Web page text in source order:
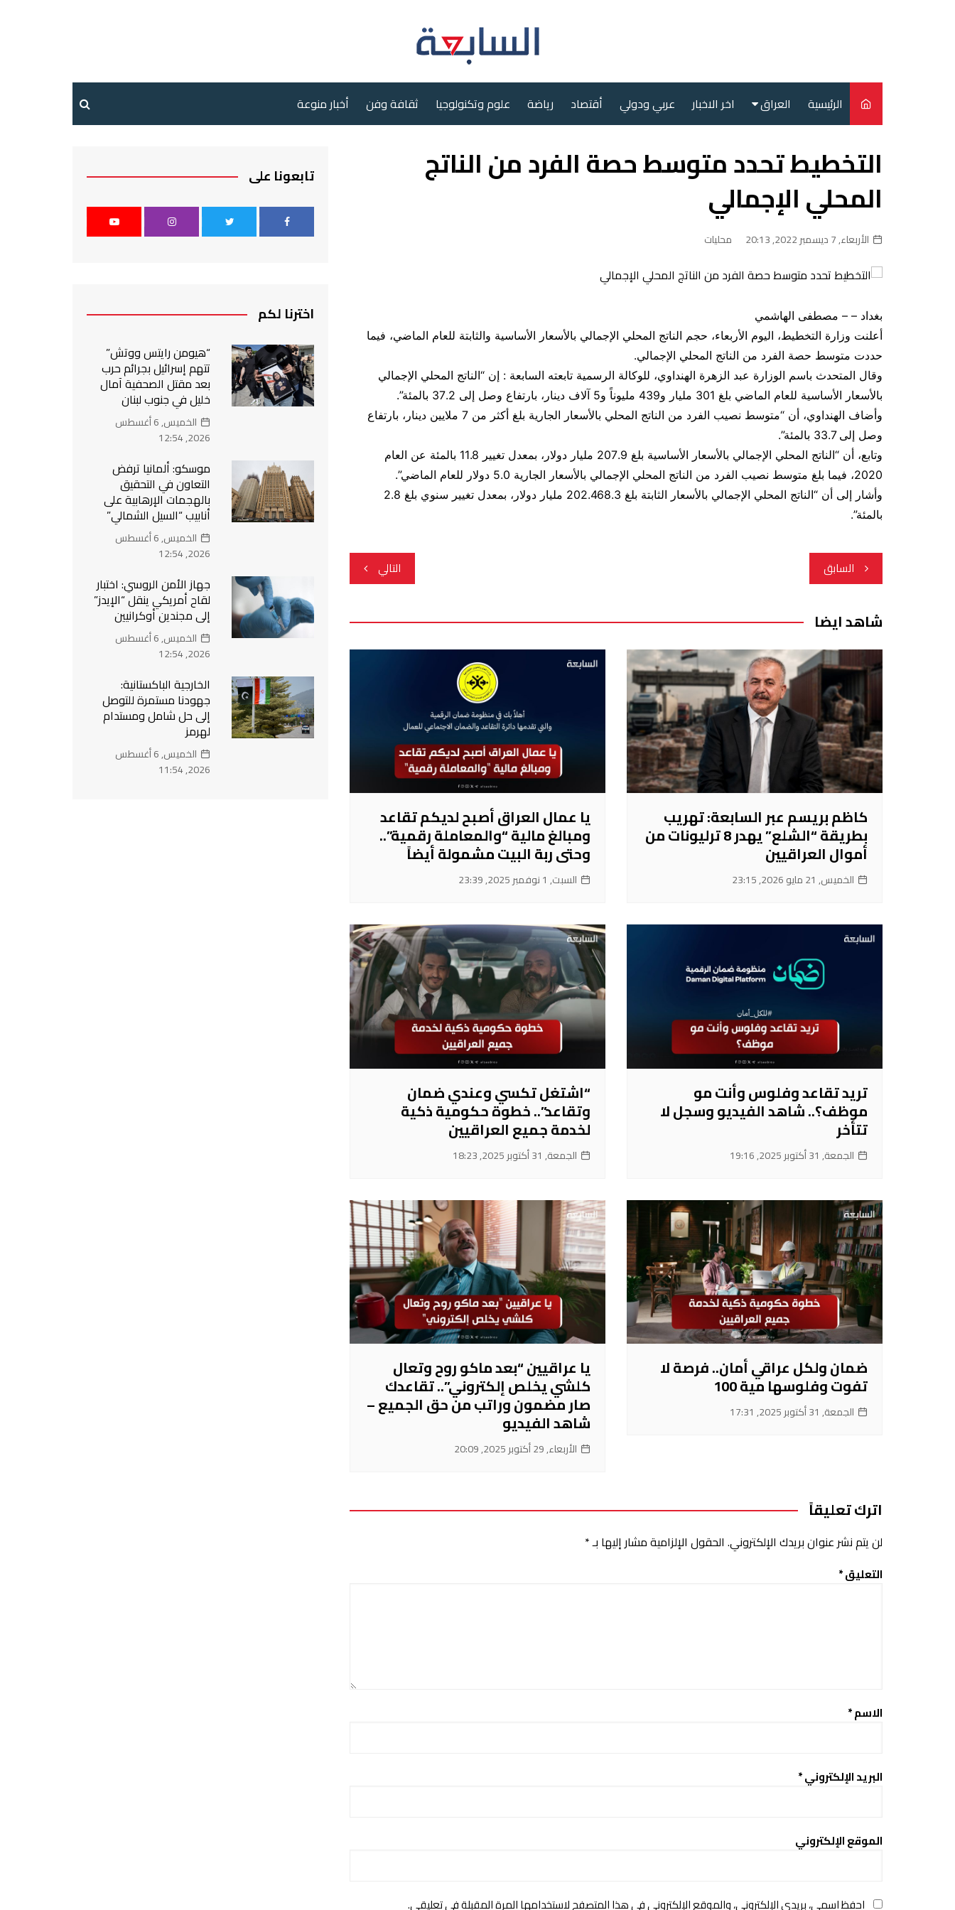
الرئيسية العراق
سياسة
محليات
اخر الاخبار عربي ودولي أقتصاد رياضة علوم وتكنولوجيا ثقافة وفن أخبار منوعة
التخطيط تحدد متوسط حصة الفرد من الناتج
المحلي الإجمالي
الأربعاء, 7 ديسمبر 2022, 20:13 محليات
بغداد – – مصطفى الهاشمي
أعلنت وزارة التخطيط، اليوم الأربعاء، حجم الناتج المحلي الإجمالي بالأسعار الأساسية والثابتة للعام الماضي، فيما
حددت متوسط حصة الفرد من الناتج المحلي الإجمالي.
وقال المتحدث باسم الوزارة عبد الزهرة الهنداوي، للوكالة الرسمية تابعته السابعة : إن “الناتج المحلي الإجمالي
بالأسعار الأساسية للعام الماضي بلغ 301 مليار و439 مليوناً و5 آلاف دينار، بارتفاع وصل إلى 37.2 بالمئة”.
وأضاف الهنداوي، أن “متوسط نصيب الفرد من الناتج المحلي بالأسعار الجارية بلغ أكثر من 7 ملايين دينار، بارتفاع
وصل إلى 33.7 بالمئة”.
وتابع، أن “الناتج المحلي الإجمالي بالأسعار الأساسية بلغ 207.9 مليار دولار، بمعدل تغيير 11.8 بالمئة عن العام
2020، فيما بلغ متوسط نصيب الفرد من الناتج المحلي الإجمالي بالأسعار الجارية 5.0 دولار للعام الماضي”.
وأشار إلى أن “الناتج المحلي الإجمالي بالأسعار الثابتة بلغ 202.468.3 مليار دولار، بمعدل تغيير سنوي بلغ 2.8
بالمئة”.
تصفّح
المقالات
السابق التالي
شاهد ايضا
كاظم بريسم عبر السابعة: تهريب
بطريقة “الشلع” يهدر 8 ترليونات من
أموال العراقيين
الخميس, 21 مايو 2026, 23:15
يا عمال العراق أصبح لديكم تقاعد
ومبالغ مالية “والمعاملة رقمية”..
وحتى ربة البيت مشمولة أيضاً
السبت, 1 نوفمبر 2025, 23:39
تريد تقاعد وفلوس وأنت مو
موظف؟.. شاهد الفيديو وسجل لا
تتأخر
الجمعة, 31 أكتوبر 2025, 19:16
“اشتغل تكسي وعندي ضمان
وتقاعد”.. خطوة حكومية ذكية
لخدمة جميع العراقيين
الجمعة, 31 أكتوبر 2025, 18:23
ضمان ولكل عراقي أمان.. فرصة لا
تفوت وفلوسها مية 100
الجمعة, 31 أكتوبر 2025, 17:31
يا عراقيين “بعد ماكو روح وتعال
كلشي يخلص إلكتروني”.. تقاعدك
صار مضمون وراتب من حق الجميع –
شاهد الفيديو
الأربعاء, 29 أكتوبر 2025, 20:09
اترك تعليقاً
لن يتم نشر عنوان بريدك الإلكتروني. الحقول الإلزامية مشار إليها بـ*
التعليق*
الاسم*
البريد الإلكتروني*
الموقع الإلكتروني
احفظ اسمي، بريدي الإلكتروني، والموقع الإلكتروني في هذا المتصفح لاستخدامها المرة المقبلة في تعليقي.
تابعونا على
اخترنا لكم
“هيومن رايتس ووتش”
تتهم إسرائيل بجرائم حرب
بعد مقتل الصحفية آمال
خليل في جنوب لبنان
الخميس, 6 أغسطس
2026, 12:54
موسكو: ألمانيا ترفض
التعاون في التحقيق
بالهجمات الإرهابية على
أنابيب “السيل الشمالي”
الخميس, 6 أغسطس
2026, 12:54
جهاز الأمن الروسي: اختبار
لقاح أمريكي ينقل “الإيدز”
إلى مجندين أوكرانيين
الخميس, 6 أغسطس
2026, 12:54
الخارجية الباكستانية:
جهودنا مستمرة للتوصل
إلى حل شامل ومستدام
لهرمز
الخميس, 6 أغسطس
2026, 11:54